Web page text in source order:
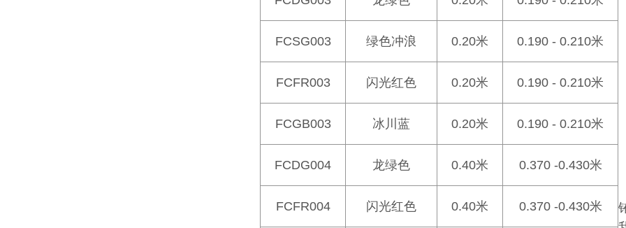
FCSG003 绿色冲浪 0.20米 0.190 - 0.210米
FCFR003 闪光红色 0.20米 0.190 - 0.210米
FCGB003 冰川蓝 0.20米 0.190 - 0.210米
FCDG004 龙绿色 0.40米 0.370 -0.430米
FCFR004 闪光红色 0.40米 0.370 -0.430米